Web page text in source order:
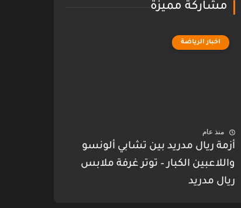
مشاركة مميزة
اخبار الرياضة
منذ عام
أزمة ريال مدريد بين تشابي ألونسو
واللاعبين الكبار – توتر غرفة ملابس
ريال مدريد